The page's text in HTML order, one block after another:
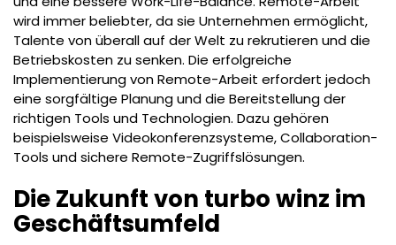
wird immer beliebter, da sie Unternehmen ermöglicht,
Talente von überall auf der Welt zu rekrutieren und die
Betriebskosten zu senken. Die erfolgreiche
Implementierung von Remote-Arbeit erfordert jedoch
eine sorgfältige Planung und die Bereitstellung der
richtigen Tools und Technologien. Dazu gehören
beispielsweise Videokonferenzsysteme, Collaboration-
Tools und sichere Remote-Zugriffslösungen.
Die Zukunft von turbo winz im
Geschäftsumfeld